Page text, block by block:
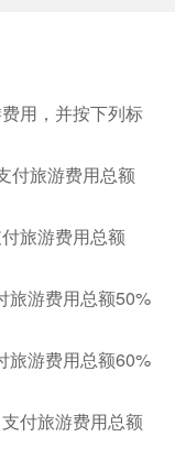
翰霍普斯金大学
单时点击“更多
房型选择。最
称、床型、含
与需求不一
、度假旅游费，
店提醒！
自理
用，并按下列标
付旅游费用总额
旅游费用总额
旅游费用总额50%
旅游费用总额60%
付旅游费用总额